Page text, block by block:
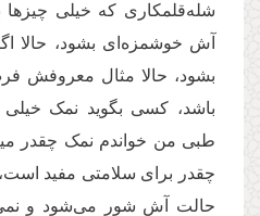
شله‌قلمکاری که خیلی چیزها
‌‌آش خوشمزه‌ای بشود، حالا
بشود، حالا مثال معروفش
باشد، کسی بگوید نمک
طبی من خواندم نمک چقدر
چقدر برای سلامتی مفید
حالت آش شور می‌شود و